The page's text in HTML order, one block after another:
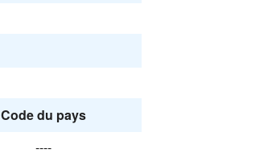
Code du pays
----